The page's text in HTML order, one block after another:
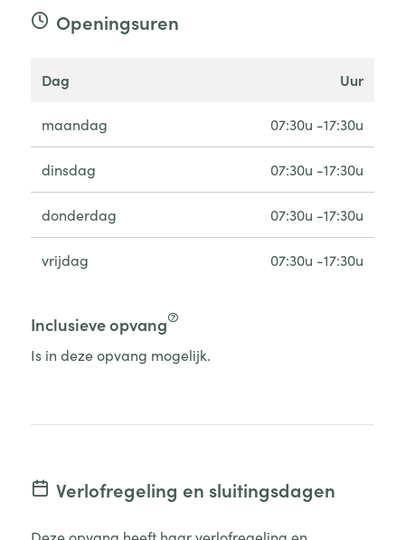
Openingsuren
dag uur
maandag 07:30u -17:30u
dinsdag 07:30u -17:30u
donderdag 07:30u -17:30u
vrijdag 07:30u -17:30u
Inclusieve opvang
Is in deze opvang mogelijk.
Verlofregeling en sluitingsdagen